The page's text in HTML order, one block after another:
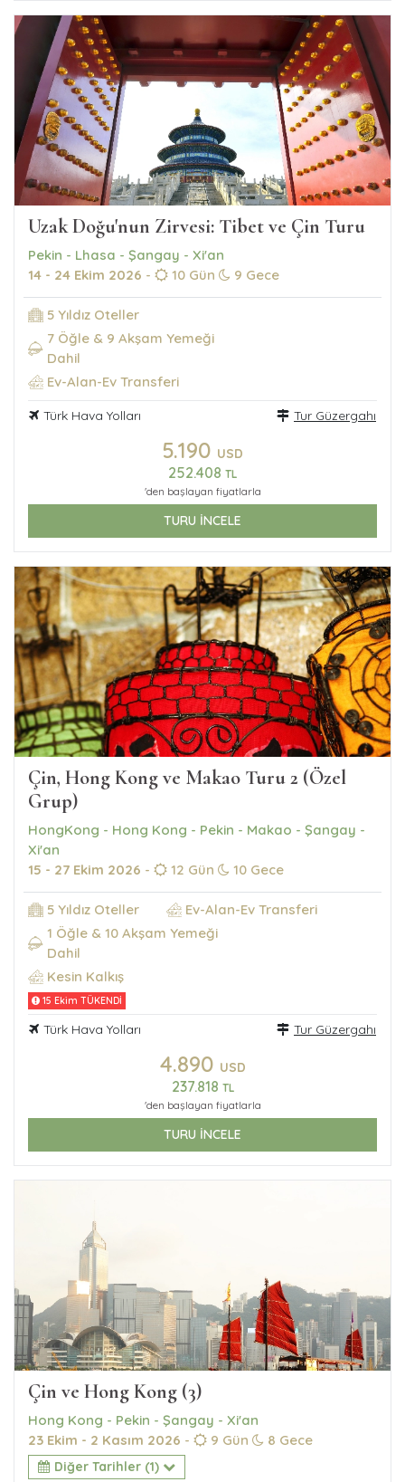
Uzak Doğu'nun Zirvesi: Tibet ve Çin Turu
Pekin - Lhasa - Şangay - Xi'an
14 - 24 Ekim 2026 - 10 Gün 9 Gece
5 Yıldız Oteller
7 Öğle & 9 Akşam Yemeği
Dahil
Ev-Alan-Ev Transferi
Türk Hava Yolları Tur Güzergahı
5.190 USD
252.408 TL
'den başlayan fiyatlarla
TURU İNCELE
Çin, Hong Kong ve Makao Turu 2 (Özel
Grup)
HongKong - Hong Kong - Pekin - Makao - Şangay -
Xi'an
15 - 27 Ekim 2026 - 12 Gün 10 Gece
5 Yıldız Oteller
Ev-Alan-Ev Transferi
1 Öğle & 10 Akşam Yemeği
Dahil
Kesin Kalkış
15 Ekim TÜKENDİ
Türk Hava Yolları Tur Güzergahı
4.890 USD
237.818 TL
'den başlayan fiyatlarla
TURU İNCELE
Çin ve Hong Kong (3)
Hong Kong - Pekin - Şangay - Xi'an
23 Ekim - 2 Kasım 2026 - 9 Gün 8 Gece
Diğer Tarihler (1)